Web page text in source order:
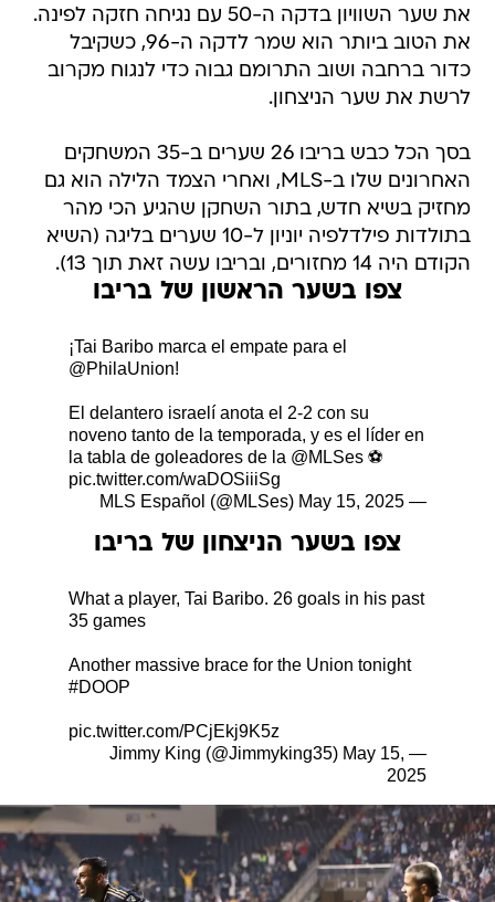
את שער השוויון בדקה ה-50 עם נגיחה חזקה לפינה.
את הטוב ביותר הוא שמר לדקה ה-96, כשקיבל
כדור ברחבה ושוב התרומם גבוה כדי לנגוח מקרוב
לרשת את שער הניצחון.
בסך הכל כבש בריבו 26 שערים ב-35 המשחקים
האחרונים שלו ב-MLS, ואחרי הצמד הלילה הוא גם
מחזיק בשיא חדש, בתור השחקן שהגיע הכי מהר
בתולדות פילדלפיה יוניון ל-10 שערים בליגה (השיא
הקודם היה 14 מחזורים, ובריבו עשה זאת תוך 13).
צפו בשער הראשון של בריבו
¡Tai Baribo marca el empate para el
@PhilaUnion!
El delantero israelí anota el 2-2 con su
noveno tanto de la temporada, y es el líder en
la tabla de goleadores de la @MLSes ⚽
pic.twitter.com/waDOSiiiSg
— MLS Español (@MLSes)
May 15, 2025
צפו בשער הניצחון של בריבו
What a player, Tai Baribo. 26 goals in his past
35 games
Another massive brace for the Union tonight
#DOOP
pic.twitter.com/PCjEkj9K5z
— Jimmy King (@Jimmyking35)
May 15,
2025